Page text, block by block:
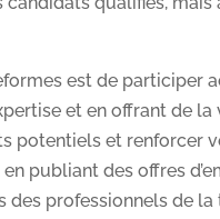
est de participer
et en offrant de
potentiels et renforcer
publiant des offres
professionnels de la